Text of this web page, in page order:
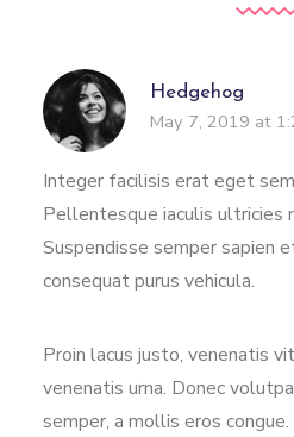
Hedgehog
May 7, 2019 at
Integer facilisis erat eget
Pellentesque iaculis ultricies
Suspendisse semper sapien
consequat purus vehicula.
Proin lacus justo, venenatis
venenatis urna. Donec
semper, a mollis eros congue.